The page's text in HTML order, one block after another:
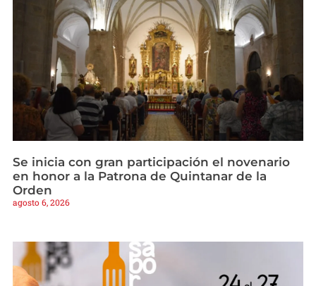
Se inicia con gran participación el novenario
en honor a la Patrona de Quintanar de la
Orden
agosto 6, 2026